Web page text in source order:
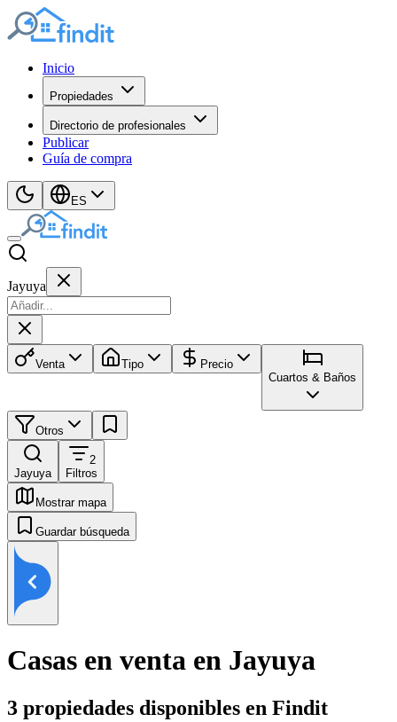
Inicio
Propiedades
Directorio de profesionales
Publicar
Guía de compra
ES
Jayuya
Venta Tipo
Precio
Cuartos & Baños
Otros
Jayuya
2
Filtros
Mostrar mapa
Guardar búsqueda
Casas en venta en Jayuya
3 propiedades disponibles en Findit